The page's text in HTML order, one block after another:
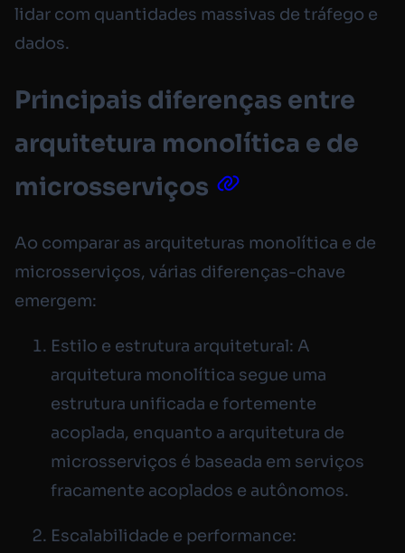
lidar com quantidades massivas de tráfego e
dados.
Principais diferenças entre
arquitetura monolítica e de
microsserviços
Ao comparar as arquiteturas monolítica e de
microsserviços, várias diferenças-chave
emergem:
Estilo e estrutura arquitetural: A
arquitetura monolítica segue uma
estrutura unificada e fortemente
acoplada, enquanto a arquitetura de
microsserviços é baseada em serviços
fracamente acoplados e autônomos.
Escalabilidade e performance: